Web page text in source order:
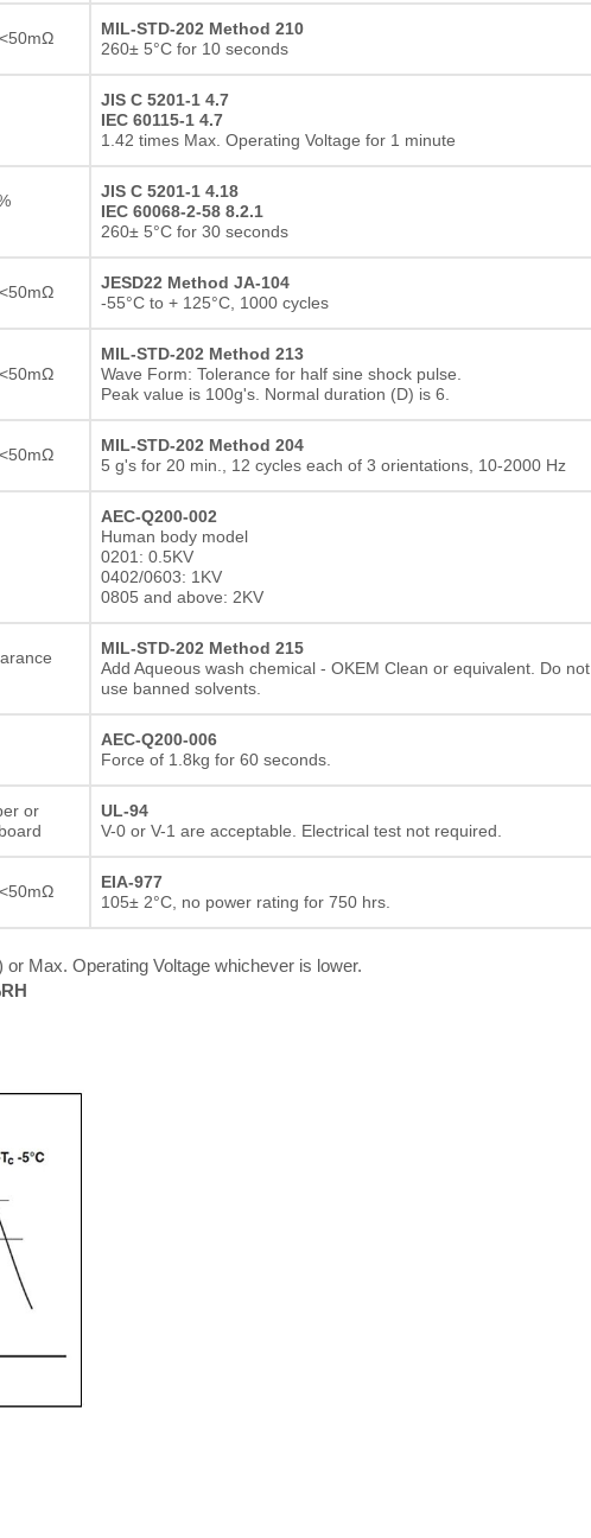
<50mΩ
MIL-STD-202 Method 210
260± 5°C for 10 seconds
JIS C 5201-1 4.7
IEC 60115-1 4.7
1.42 times Max. Operating Voltage for 1 minute
JIS C 5201-1 4.18
IEC 60068-2-58 8.2.1
260± 5°C for 30 seconds
<50mΩ
JESD22 Method JA-104
-55°C to + 125°C, 1000 cycles
<50mΩ
MIL-STD-202 Method 213
Wave Form: Tolerance for half sine shock pulse.
Peak value is 100g's. Normal duration (D) is 6.
<50mΩ
MIL-STD-202 Method 204
5 g's for 20 min., 12 cycles each of 3 orientations, 10-2000 Hz
AEC-Q200-002
Human body model
0201: 0.5KV
0402/0603: 1KV
0805 and above: 2KV
MIL-STD-202 Method 215
Add Aqueous wash chemical - OKEM Clean or equivalent. Do not
use banned solvents.
AEC-Q200-006
Force of 1.8kg for 60 seconds.
or
UL-94
V-0 or V-1 are acceptable. Electrical test not required.
<50mΩ
EIA-977
105± 2°C, no power rating for 750 hrs.
Max. Operating Voltage whichever is lower.